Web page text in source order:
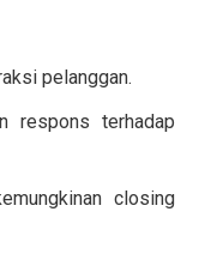
pelanggan.
respons terhadap
closing